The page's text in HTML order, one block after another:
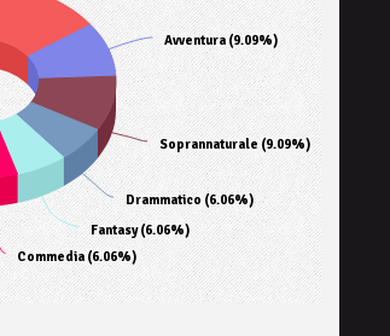
Avventura (9.09%)
Soprannaturale (9.09%)
Drammatico (6.06%)
Fantasy (6.06%)
Commedia (6.06%)